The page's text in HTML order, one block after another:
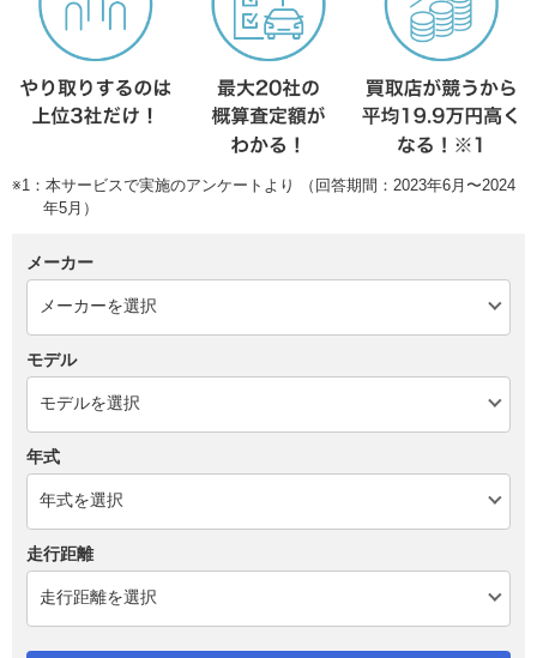
※1：本サービスで実施のアンケートより （回答期間：2023年6月〜2024
年5月）
メーカー
モデル
年式
走行距離